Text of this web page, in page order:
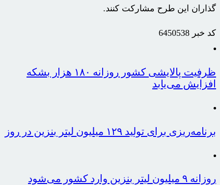
گذاران این طرح مشارکت کنند.
کد خبر 6450538
ظرفیت پالایشی کشور روزانه ۱۸۰ هزار بشکه
افزایش می‌یابد
برنامه‌ریزی برای تولید ۱۲۹ میلیون لیتر بنزین در روز
روزانه ۹ میلیون لیتر بنزین وارد کشور می‌شود